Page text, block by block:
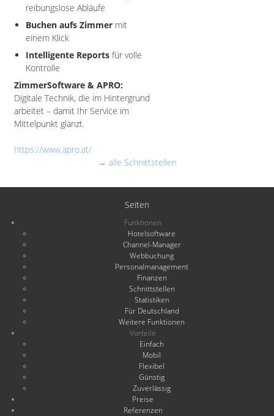
reibungslose Abläufe
Buchen aufs Zimmer mit
einem Klick
Intelligente Reports für volle
Kontrolle
ZimmerSoftware & APRO:
Digitale Technik, die im Hintergrund
arbeitet – damit Ihr Service im
Mittelpunkt glänzt.
https://www.apro.at/
→ alle Schnittstellen
Seiten
Funktionen
Hotelsoftware
Channel-Manager
Webbuchung
Personalmanagement
Finanzen
Schnittstellen
Statistiken
Für Deutschland
Weitere Funktionen
Vorteile
Einfach
Mobil
Flexibel
Günstig
Zuverlässig
Preise
Referenzen